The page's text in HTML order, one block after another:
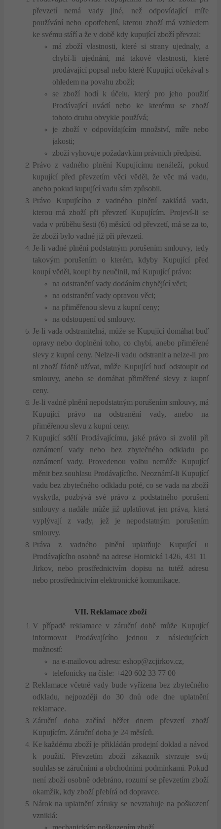
převzetí nemá vady jiné, než odpovídající míře
používání nebo opotřebení, kterou zboží má vzhledem
ke svému stáří a že v době kdy kupující zboží převzal:
má zboží vlastnosti, které si strany ujednaly, a
chybí-li ujednání, má takové vlastnosti, které
prodávající popsal nebo které Kupující očekával s
ohledem na povahu zboží;
se zboží hodí k účelu, který pro jeho použití
Prodávající uvádí nebo ke kterému se zboží
tohoto druhu obvykle používá;
je zboží v odpovídajícím množství, míře nebo
jakosti;
zboží vyhovuje požadavkům právních předpisů.
Právo z vadného plnění Kupujícímu nenáleží, pokud
kupující před převzetím věci věděl, že věc má vadu,
anebo pokud kupující vadu sám způsobil.
Právo Kupujícího z vadného plnění zakládá vada,
kterou má zboží při převzetí Kupujícím. Projeví-li se
vada v průběhu šesti (6) měsíců od převzetí, má se za to,
že zboží bylo vadné již při převzetí.
Je-li vadné plnění podstatným porušením smlouvy, tedy
takovým porušením o kterém, kdyby Kupující před
koupí věděl, koupi by neučinil, má Kupující právo:
na odstranění vady dodáním chybějící věci;
na odstranění vady opravou věci;
na přiměřenou slevu z kupní ceny;
na odstoupení od smlouvy.
Je-li vada odstranitelná, může se Kupující domáhat buď
opravy nebo doplnění toho, co chybí, anebo přiměřené
slevy z kupní ceny. Nelze-li vadu odstranit a nelze-li pro
ni zboží řádně užívat, může Kupující buď odstoupit od
smlouvy, anebo se domáhat přiměřené slevy z kupní
ceny.
Je-li vadné plnění nepodstatným porušením smlouvy, má
Kupující právo na odstranění vady, anebo na
přiměřenou slevu z kupní ceny.
Kupující sdělí Prodávajícímu, jaké právo si zvolil při
oznámení vady nebo bez zbytečného odkladu po
oznámení vady. Provedenou volbu nemůže Kupující
měnit bez souhlasu Prodávajícího. Neoznámí-li Kupující
vadu bez zbytečného odkladu poté, co se vada na zboží
vyskytla, pozbývá své právo z podstatného porušení
smlouvy a nadále může již uplatňovat jen práva, která
vyplývají z vady, jež je nepodstatným porušením
smlouvy.
Práva z vadného plnění uplatňuje Kupující u
Prodávajícího osobně na adrese Hornická 1426, 431 11
Jirkov, nebo prostřednictvím dopisu na tutéž adresu
nebo prostřednictvím elektronické komunikace.
VII. Reklamace zboží
V případě reklamace v záruční době může Kupující
informovat Prodávajícího jednou z následujících
možností:
na e-mailovou adresu: eshop@zcjirkov.cz,
telefonicky na čísle: +420 602 33 77 00
Reklamace včetně vady bude vyřízena bez zbytečného
odkladu, nejpozději do 30 dnů ode dne uplatnění
reklamace.
Záruční doba začíná běžet dnem převzetí zboží
Kupujícím. Záruční doba je 24 měsíců.
Ke každému zboží je přikládán prodejní doklad a návod
k použití. Převzetím zboží zákazník stvrzuje svůj
souhlas se záručními a obchodními podmínkami. Pokud
není zboží osobně odebráno, rozumí se převzetím zboží
okamžik, kdy zboží přebírá od dopravce.
Nárok na uplatnění záruky se nevztahuje na poškození
vzniklá:
mechanickým poškozením zboží,